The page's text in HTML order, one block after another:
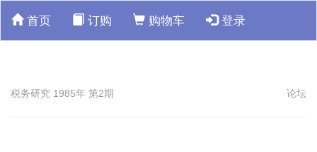
首页 订购 购物车 登录
税务研究 1985年 第2期 论坛